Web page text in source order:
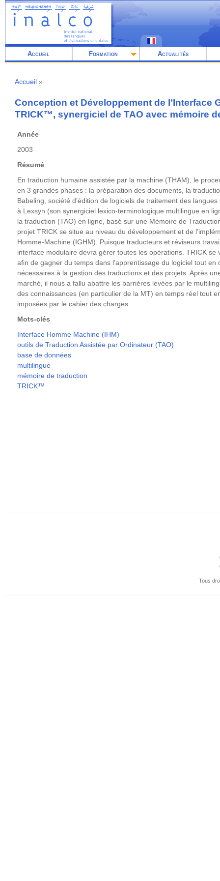
Aller
contenu
Accueil Formation Actualités
d'Ariane
Accueil
Conception et Développement de l’Interface
TRICK™, synergiciel de TAO avec mémoire
Année
2003
Résumé
En traduction humaine assistée par la machine (THAM), le
en 3 grandes phases : la préparation des documents, la
Babeling, société d’édition de logiciels de traitement des
à Lexsyn (son synergiciel lexico-terminologique multilingue en
la traduction (TAO) en ligne, basé sur une Mémoire de
projet TRICK se situe au niveau du développement et de
Homme-Machine (IGHM). Puisque traducteurs et réviseurs
interface modulaire devra gérer toutes les opérations. TRICK se
afin de gagner du temps dans l’apprentissage du logiciel tout
nécessaires à la gestion des traductions et des projets. Après
marché, il nous a fallu abattre les barrières levées par le
des connaissances (en particulier de la MT) en temps réel tout
imposées par le cahier des charges.
Mots-clés
Interface Homme Machine (IHM)
outils de Traduction Assistée par Ordinateur (TAO)
base de données
multilingue
mémoire de traduction
TRICK™
Tous